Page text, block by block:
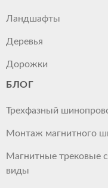
Ландшафты
Деревья
Дорожки
БЛОГ
Трехфазный
Монтаж магнитного
Магнитные трековые
виды